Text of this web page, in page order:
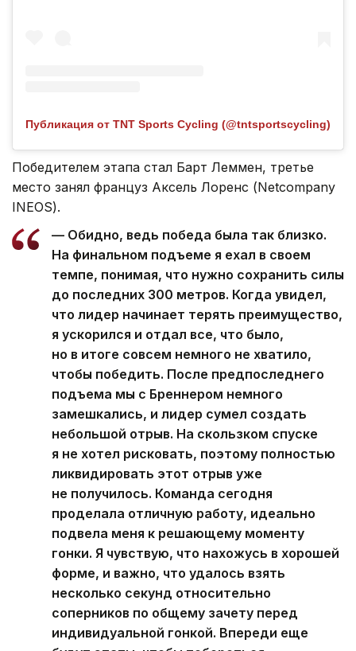
Публикация от TNT Sports Cycling (@tntsportscycling)
Победителем этапа стал Барт Леммен, третье
место занял француз Аксель Лоренс (Netcompany
INEOS).
— Обидно, ведь победа была так близко.
На финальном подъеме я ехал в своем
темпе, понимая, что нужно сохранить силы
до последних 300 метров. Когда увидел,
что лидер начинает терять преимущество,
я ускорился и отдал все, что было,
но в итоге совсем немного не хватило,
чтобы победить. После предпоследнего
подъема мы с Бреннером немного
замешкались, и лидер сумел создать
небольшой отрыв. На скользком спуске
я не хотел рисковать, поэтому полностью
ликвидировать этот отрыв уже
не получилось. Команда сегодня
проделала отличную работу, идеально
подвела меня к решающему моменту
гонки. Я чувствую, что нахожусь в хорошей
форме, и важно, что удалось взять
несколько секунд относительно
соперников по общему зачету перед
индивидуальной гонкой. Впереди еще